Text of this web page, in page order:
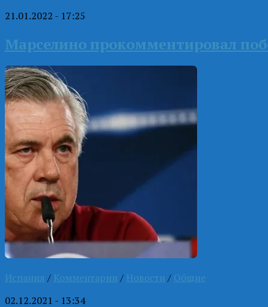
21.01.2022 - 17:25
Марселино прокомментировал
Испания / Комментарии / Новости / Общие
02.12.2021 - 13:34